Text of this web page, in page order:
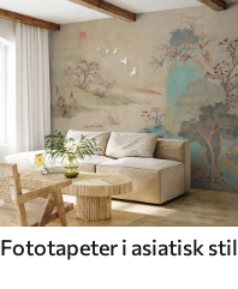
Fototapeter i asiatisk stil